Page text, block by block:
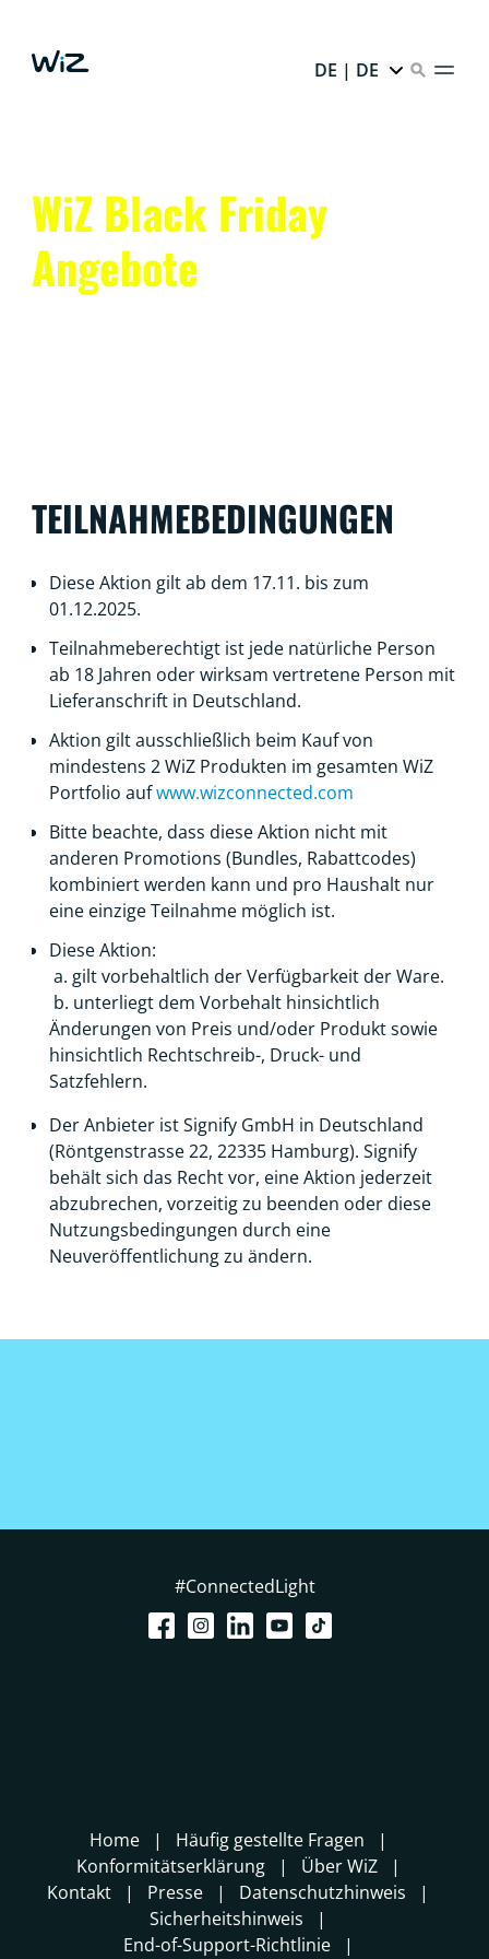
DE | DE
WiZ Black Friday
Angebote
TEILNAHMEBEDINGUNGEN
Diese Aktion gilt ab dem 17.11. bis zum
01.12.2025.
Teilnahmeberechtigt ist jede natürliche Person
ab 18 Jahren oder wirksam vertretene Person mit
Lieferanschrift in Deutschland.
Aktion gilt ausschließlich beim Kauf von
mindestens 2 WiZ Produkten im gesamten WiZ
Portfolio aufwww.wizconnected.com
Bitte beachte, dass diese Aktion nicht mit
anderen Promotions (Bundles, Rabattcodes)
kombiniert werden kann und pro Haushalt nur
eine einzige Teilnahme möglich ist.
Diese Aktion:
a. gilt vorbehaltlich der Verfügbarkeit der Ware.
b. unterliegt dem Vorbehalt hinsichtlich
Änderungen von Preis und/oder Produkt sowie
hinsichtlich Rechtschreib-, Druck- und
Satzfehlern.
Der Anbieter ist Signify GmbH in Deutschland
(Röntgenstrasse 22, 22335 Hamburg). Signify
behält sich das Recht vor, eine Aktion jederzeit
abzubrechen, vorzeitig zu beenden oder diese
Nutzungsbedingungen durch eine
Neuveröffentlichung zu ändern.
#ConnectedLight
Home
Häufig gestellte Fragen
Konformitätserklärung
Über WiZ
Kontakt
Presse
Datenschutzhinweis
Sicherheitshinweis
End-of-Support-Richtlinie